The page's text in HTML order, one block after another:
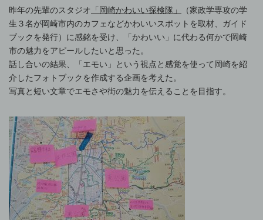
昨年の先輩のスタジオ 「岡崎かわいい探検隊」
（家政学専攻の学
生３名が岡崎市内のカフェなどかわいいスポットを取材、ガイド
ブックを発行）に感銘を受け、「かわいい」に代わる何かで岡崎
市の魅力をアピールしたいと思った。
話し合いの結果、「エモい」という視点と感覚を使って岡崎を紹
介したフォトブックを作成する企画を考えた。
写真と短い文章でエモさや街の魅力を伝えることを目指す。